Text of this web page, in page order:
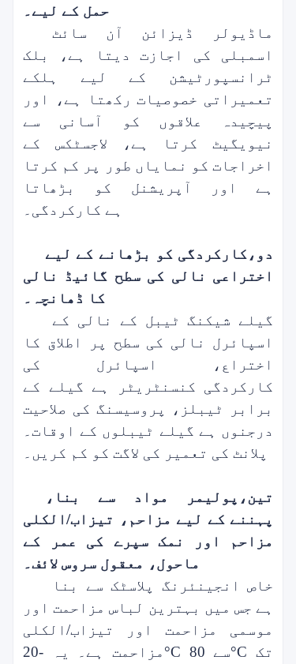
حمل کے لیے۔
ماڈیولر ڈیزائن آن سائٹ
اسمبلی کی اجازت دیتا ہے، بلک
ٹرانسپورٹیشن کے لیے ہلکے
تعمیراتی خصوصیات رکھتا ہے، اور
پیچیدہ علاقوں کو آسانی سے
نیویگیٹ کرتا ہے، لاجسٹکس کے
اخراجات کو نمایاں طور پر کم کرتا
ہے اور آپریشنل کو بڑھاتا
ہے کارکردگی۔
دو، کارکردگی کو بڑھانے کے لیے
اختراعی نالی کی سطح گائیڈ نالی
کا ڈھانچہ ۔
گیلے شیکنگ ٹیبل کے نالی کے
اسپائرل نالی کی سطح پر اطلاق کا
اختراع، اسپائرل کی
کارکردگی
کنسنٹریٹر ہے
گیلے کے
برابر
ٹیبلز، پروسیسنگ کی صلاحیت
درجنوں ہے گیلے ٹیبلوں کے اوقات۔
پلانٹ کی تعمیر کی لاگت کو کم کریں۔
تین، پولیمر مواد سے بنا،
پہننے کے لیے مزاحم، تیزاب/الکلی
مزاحم اور
نمک سپرے کی عمر کے
ماحول، معقول سروس لائف۔
خاص انجینئرنگ پلاسٹک سے بنا
ہے جس میں بہترین لباس مزاحمت اور
موسمی مزاحمت اور تیزاب/الکلی
مزاحمت ہے۔ یہ -20°C سے 80°C تک